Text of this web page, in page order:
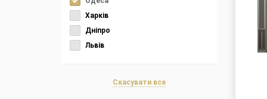
Харків
Дніпро
Львів
Скасувати все